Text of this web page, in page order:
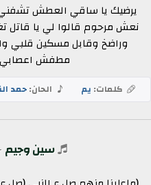
يرضيك يا ساقي العطش تشفني
نعش مرحوم قالوا لي يا
وراضخ وقابل مسكين قلبي
مطفش
كلمات: يم الحان:حمد
سين وجيم